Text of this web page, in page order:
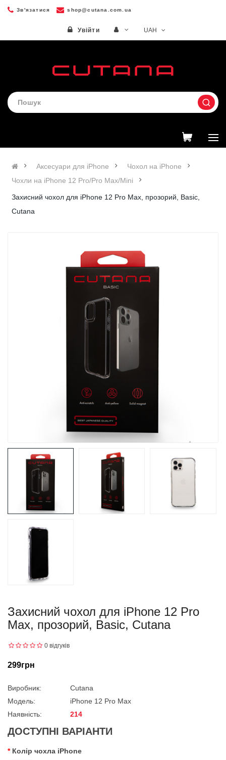
Зв'язатися shop@cutana.com.ua
Увійти
Аксесуари для iPhone
Чохол на iPhone
Чохли на iPhone 12 Pro/Pro Max/Mini
Захисний чохол для iPhone 12 Pro Max, прозорий, Basic,
Cutana
Захисний чохол для iPhone 12 Pro
Max, прозорий, Basic, Cutana
0 відгуків
299грн
Виробник:
Cutana
Модель:
iPhone 12 Pro Max
Наявність:
214
ДОСТУПНІ ВАРІАНТИ
Колір чохла iPhone